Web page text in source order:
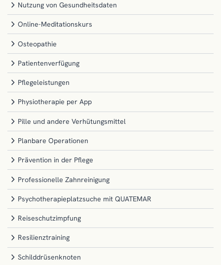
Nutzung von Gesundheitsdaten
Online-Meditationskurs
Osteopathie
Patientenverfügung
Pflegeleistungen
Physiotherapie per App
Pille und andere Verhütungsmittel
Planbare Operationen
Prävention in der Pflege
Professionelle Zahnreinigung
Psychotherapieplatzsuche mit QUATEMAR
Reiseschutzimpfung
Resilienztraining
Schilddrüsenknoten